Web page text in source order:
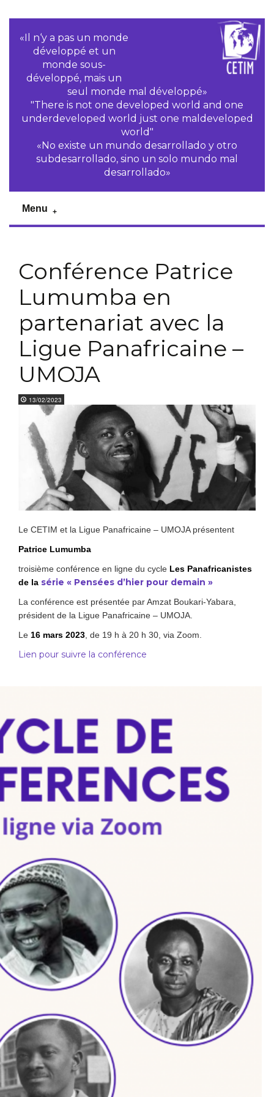
«Il n‘y a pas un monde
développé et un
monde sous-
développé, mais un
seul monde mal développé»
"There is not one developed world and one
underdeveloped world just one maldeveloped
world"
«No existe un mundo desarrollado y otro
subdesarrollado, sino un solo mundo mal
desarrollado»
Menu
Conférence Patrice
Lumumba en
partenariat avec la
Ligue Panafricaine –
UMOJA
13/02/2023
Le CETIM et la Ligue Panafricaine – UMOJA présentent
Patrice Lumumba
troisième conférence en ligne du cycle Les Panafricanistes
de la série « Pensées d’hier pour demain »
La conférence est présentée par Amzat Boukari-Yabara,
président de la Ligue Panafricaine – UMOJA.
Le 16 mars 2023 , de 19 h à 20 h 30, via Zoom.
Lien pour suivre la conférence